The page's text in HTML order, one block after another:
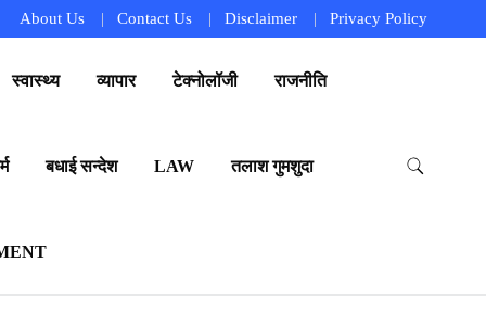
About Us Contact Us Disclaimer Privacy Policy
स्वास्थ्य व्यापार टेक्नोलॉजी राजनीति
बधाई सन्देश LAW तलाश गुमशुदा